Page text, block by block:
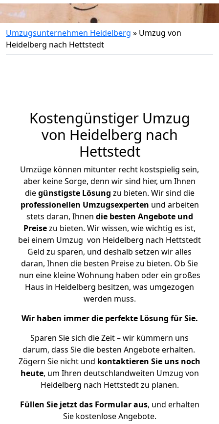
Umzugsunternehmen Heidelberg » Umzug von
Heidelberg nach Hettstedt
Kostengünstiger Umzug
von Heidelberg nach
Hettstedt
Umzüge können mitunter recht kostspielig sein,
aber keine Sorge, denn wir sind hier, um Ihnen
diegünstigste Lösung zu bieten. Wir sind die
professionellen Umzugsexperten und arbeiten
stets daran, Ihnen die besten Angebote und
Preisezu bieten. Wir wissen, wie wichtig es ist,
bei einem Umzug von Heidelberg nach Hettstedt
Geld zu sparen, und deshalb setzen wir alles
daran, Ihnen die besten Preise zu bieten. Ob Sie
nun eine kleine Wohnung haben oder ein großes
Haus in Heidelberg besitzen, was umgezogen
werden muss.
Wir haben immer die perfekte Lösung für Sie.
Sparen Sie sich die Zeit – wir kümmern uns
darum, dass Sie die besten Angebote erhalten.
Zögern Sie nicht und kontaktieren Sie uns noch
heute, um Ihren deutschlandweiten Umzug von
Heidelberg nach Hettstedt zu planen.
Füllen Sie jetzt das Formular aus, und erhalten
Sie kostenlose Angebote.